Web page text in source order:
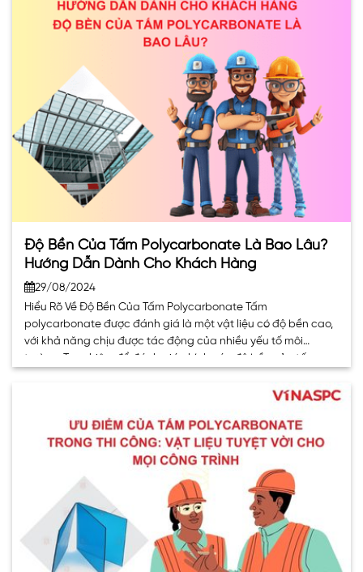
Độ Bền Của Tấm Polycarbonate Là Bao Lâu?
Hướng Dẫn Dành Cho Khách Hàng
29/08/2024
Hiểu Rõ Về Độ Bền Của Tấm Polycarbonate Tấm
polycarbonate được đánh giá là một vật liệu có độ bền cao,
với khả năng chịu được tác động của nhiều yếu tố môi
trường. Tuy nhiên, để đánh giá chính xác độ bền của tấm